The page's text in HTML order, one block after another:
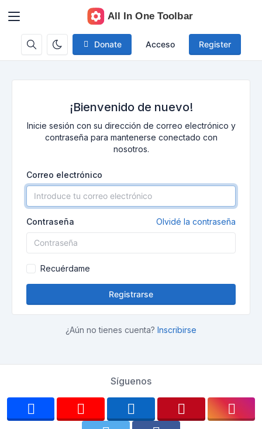
Donate Acceso Register
¡Bienvenido de nuevo!
Inicie sesión con su dirección de correo electrónico y
contraseña para mantenerse conectado con
nosotros.
Correo electrónico
Contraseña Olvidé la contraseña
Recuérdame
Registrarse
¿Aún no tienes cuenta? Inscribirse
Síguenos